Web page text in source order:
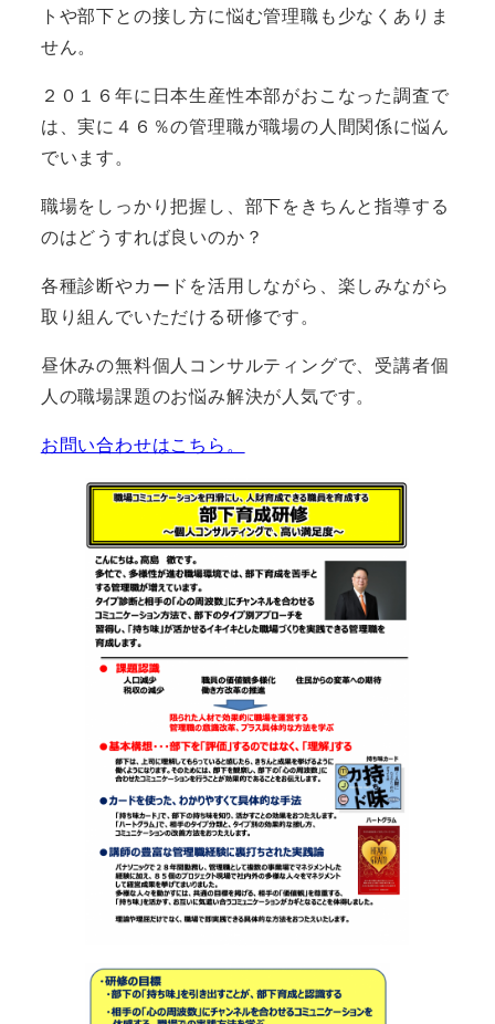
トや部下との接し方に悩む管理職も少なくありま
せん。
２０１６年に日本生産性本部がおこなった調査で
は、実に４６％の管理職が職場の人間関係に悩ん
でいます。
職場をしっかり把握し、部下をきちんと指導する
のはどうすれば良いのか？
各種診断やカードを活用しながら、楽しみながら
取り組んでいただける研修です。
昼休みの無料個人コンサルティングで、受講者個
人の職場課題のお悩み解決が人気です。
お問い合わせはこちら。